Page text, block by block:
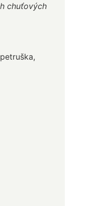
chuťových